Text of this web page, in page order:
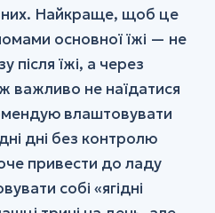
Найкраще, щоб це
основної їжі — не
після їжі, а через
важливо не наїдатися
влаштовувати
дні без контролю
привести до ладу
собі «ягідні